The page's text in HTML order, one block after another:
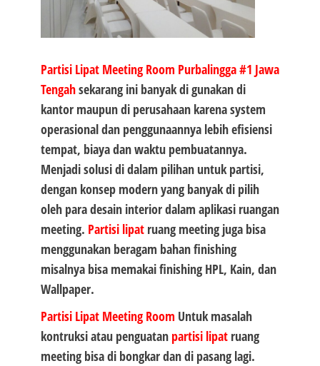
Partisi Lipat Meeting Room Purbalingga #1 Jawa
Tengahsekarang ini banyak di gunakan di
kantor maupun di perusahaan karena system
operasional dan penggunaannya lebih efisiensi
tempat, biaya dan waktu pembuatannya.
Menjadi solusi di dalam pilihan untuk partisi,
dengan konsep modern yang banyak di pilih
oleh para desain interior dalam aplikasi ruangan
meeting. Partisi lipatruang meeting juga bisa
menggunakan beragam bahan finishing
misalnya bisa memakai finishing HPL, Kain, dan
Wallpaper.
Partisi Lipat Meeting Room Untuk masalah
kontruksi atau penguatan partisi lipat ruang
meeting bisa di bongkar dan di pasang lagi.